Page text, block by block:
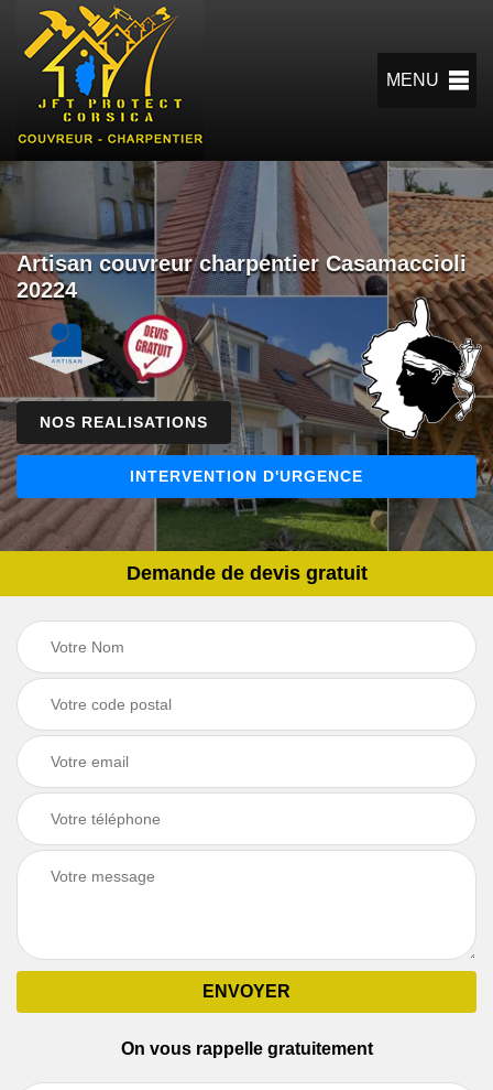
MENU
Artisan couvreur charpentier Casamaccioli
20224
NOS REALISATIONS
INTERVENTION D'URGENCE
Demande de devis gratuit
On vous rappelle gratuitement